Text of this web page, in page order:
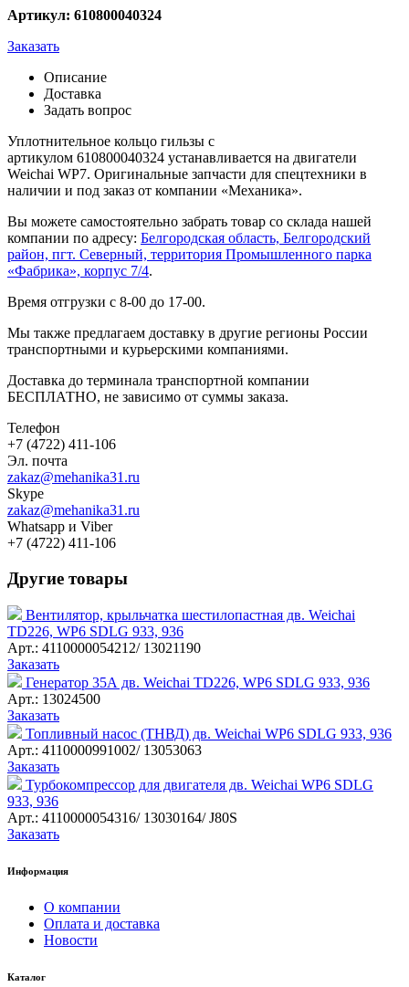
Артикул: 610800040324
Заказать
Описание
Доставка
Задать вопрос
Уплотнительное кольцо гильзы с
артикулом 610800040324 устанавливается на двигатели
Weichai WP7. Оригинальные запчасти для спецтехники в
наличии и под заказ от компании «Механика».
Вы можете самостоятельно забрать товар со склада нашей
компании по адресу: Белгородская область, Белгородский
район, пгт. Северный, территория Промышленного парка
«Фабрика», корпус 7/4.
Время отгрузки с 8-00 до 17-00.
Мы также предлагаем доставку в другие регионы России
транспортными и курьерскими компаниями.
Доставка до терминала транспортной компании
БЕСПЛАТНО, не зависимо от суммы заказа.
Телефон
+7 (4722) 411-106
Эл. почта
zakaz@mehanika31.ru
Skype
zakaz@mehanika31.ru
Whatsapp и Viber
+7 (4722) 411-106
Другие товары
Вентилятор, крыльчатка шестилопастная дв. Weichai
TD226, WP6 SDLG 933, 936
Арт.: 4110000054212/ 13021190
Заказать
Генератор 35А дв. Weichai TD226, WP6 SDLG 933, 936
Арт.: 13024500
Заказать
Топливный насос (ТНВД) дв. Weichai WP6 SDLG 933, 936
Арт.: 4110000991002/ 13053063
Заказать
Турбокомпрессор для двигателя дв. Weichai WP6 SDLG
933, 936
Арт.: 4110000054316/ 13030164/ J80S
Заказать
Информация
О компании
Оплата и доставка
Новости
Каталог